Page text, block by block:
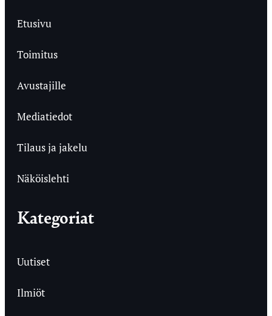
Etusivu
Toimitus
Avustajille
Mediatiedot
Tilaus ja jakelu
Näköislehti
Kategoriat
Uutiset
Ilmiöt